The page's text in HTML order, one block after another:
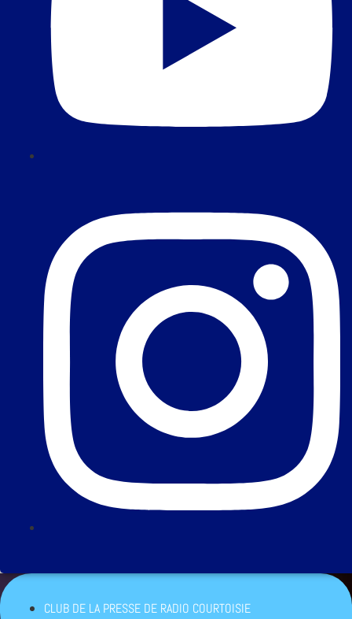
CLUB DE LA PRESSE DE RADIO COURTOISIE